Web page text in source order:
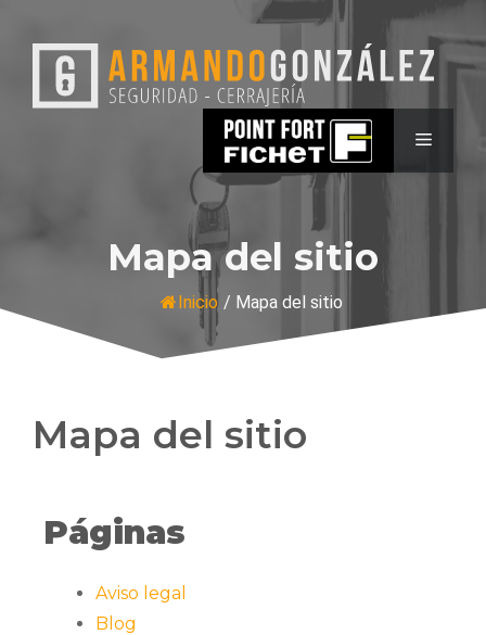
contenido
MENÚ
Mapa del sitio
Inicio / Mapa del sitio
Mapa del sitio
Páginas
Aviso legal
Blog